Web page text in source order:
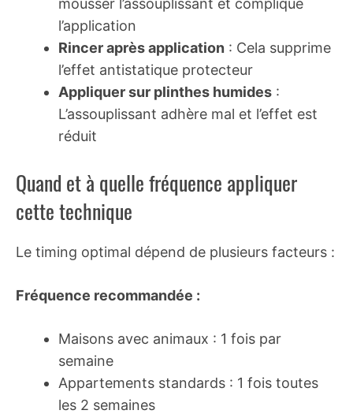
l’application
Rincer après application : Cela supprime
l’effet antistatique protecteur
Appliquer sur plinthes humides :
L’assouplissant adhère mal et l’effet est
réduit
Quand et à quelle fréquence appliquer
cette technique
Le timing optimal dépend de plusieurs facteurs :
Fréquence recommandée :
Maisons avec animaux : 1 fois par
semaine
Appartements standards : 1 fois toutes
les 2 semaines